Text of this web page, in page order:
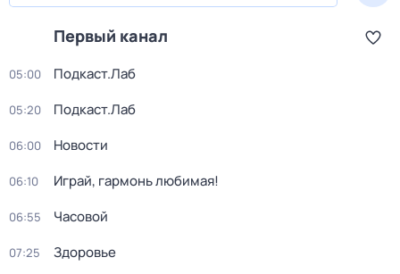
Первый канал
05:00 Подкаст.Лаб
05:20 Подкаст.Лаб
06:00 Новости
06:10 Играй, гармонь любимая!
06:55 Часовой
07:25 Здоровье